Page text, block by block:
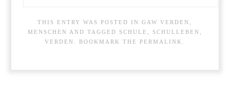
THIS ENTRY WAS POSTED INGAW VERDEN
MENSCHEN
AND TAGGED SCHULE SCHULLEBEN
VERDEN
. BOOKMARK THE PERMALINK